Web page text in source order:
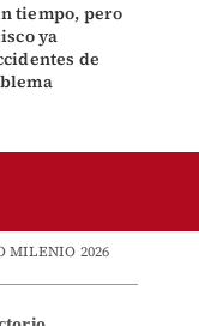
tiempo, pero
ya
de
MILENIO 2026